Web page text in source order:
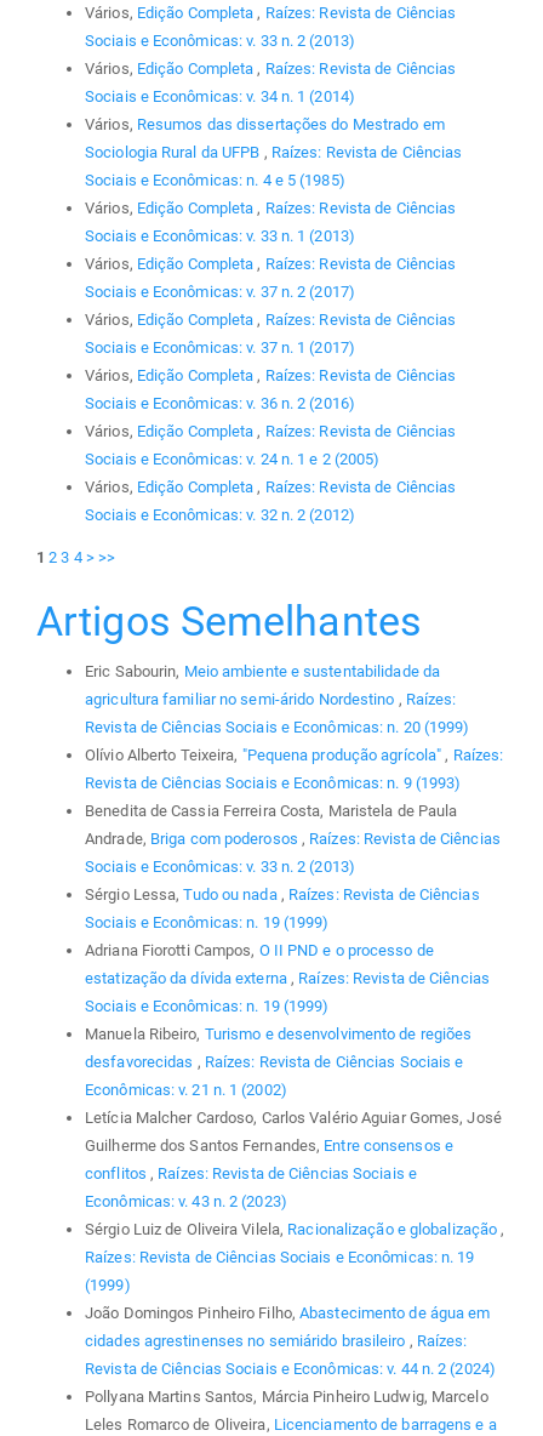
Vários, Edição Completa, Raízes: Revista de Ciências
Sociais e Econômicas: v. 33 n. 2 (2013)
Vários, Edição Completa, Raízes: Revista de Ciências
Sociais e Econômicas: v. 34 n. 1 (2014)
Vários, Resumos das dissertações do Mestrado em
Sociologia Rural da UFPB , Raízes: Revista de Ciências
Sociais e Econômicas: n. 4 e 5 (1985)
Vários, Edição Completa, Raízes: Revista de Ciências
Sociais e Econômicas: v. 33 n. 1 (2013)
Vários, Edição Completa, Raízes: Revista de Ciências
Sociais e Econômicas: v. 37 n. 2 (2017)
Vários, Edição Completa, Raízes: Revista de Ciências
Sociais e Econômicas: v. 37 n. 1 (2017)
Vários, Edição Completa, Raízes: Revista de Ciências
Sociais e Econômicas: v. 36 n. 2 (2016)
Vários, Edição Completa, Raízes: Revista de Ciências
Sociais e Econômicas: v. 24 n. 1 e 2 (2005)
Vários, Edição Completa, Raízes: Revista de Ciências
Sociais e Econômicas: v. 32 n. 2 (2012)
1 2 3 4 > >>
Artigos Semelhantes
Eric Sabourin, Meio ambiente e sustentabilidade da
agricultura familiar no semi-árido Nordestino , Raízes:
Revista de Ciências Sociais e Econômicas: n. 20 (1999)
Olívio Alberto Teixeira, "Pequena produção agrícola", Raízes:
Revista de Ciências Sociais e Econômicas: n. 9 (1993)
Benedita de Cassia Ferreira Costa, Maristela de Paula
Andrade, Briga com poderosos , Raízes: Revista de Ciências
Sociais e Econômicas: v. 33 n. 2 (2013)
Sérgio Lessa,Tudo ou nada , Raízes: Revista de Ciências
Sociais e Econômicas: n. 19 (1999)
Adriana Fiorotti Campos, O II PND e o processo de
estatização da dívida externa, Raízes: Revista de Ciências
Sociais e Econômicas: n. 19 (1999)
Manuela Ribeiro, Turismo e desenvolvimento de regiões
desfavorecidas , Raízes: Revista de Ciências Sociais e
Econômicas: v. 21 n. 1 (2002)
Letícia Malcher Cardoso, Carlos Valério Aguiar Gomes, José
Guilherme dos Santos Fernandes, Entre consensos e
conflitos , Raízes: Revista de Ciências Sociais e
Econômicas: v. 43 n. 2 (2023)
Sérgio Luiz de Oliveira Vilela, Racionalização e globalização,
Raízes: Revista de Ciências Sociais e Econômicas: n. 19
(1999)
João Domingos Pinheiro Filho,Abastecimento de água em
cidades agrestinenses no semiárido brasileiro , Raízes:
Revista de Ciências Sociais e Econômicas: v. 44 n. 2 (2024)
Pollyana Martins Santos, Márcia Pinheiro Ludwig, Marcelo
Leles Romarco de Oliveira, Licenciamento de barragens e a